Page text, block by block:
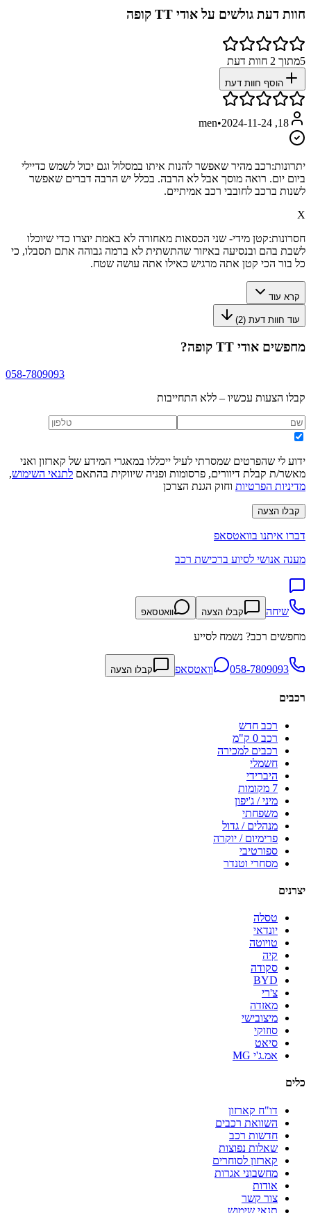
חוות דעת גולשים על אודי TT קופה
5מתוך 2 חוות דעת
הוסף חוות דעת
18, men
•2024-11-24
יתרונות:רכב מהיר שאפשר ‏להנות איתו במסלול וגם יכול לשמש כדיילי
ביום יום. רואה מוסך אבל לא הרבה. בכלל יש הרבה דברים שאפשר
לשנות ברכב לחובבי רכב אמיתיים.
X
חסרונות:קטן מידי- שני הכסאות מאחורה לא באמת יוצרו כדי שיוכלו
לשבת בהם ובנסיעה באיזור שהתשתית לא ברמה גבוהה אתם תסבלו, כי
כל בור הכי קטן אתה מרגיש כאילו אתה עושה שטח.
קרא עוד
עוד חוות דעת (2
)
מחפשים אודי TT קופה ?
058-7809093
קבלו הצעות עכשיו – ללא התחייבות
ידוע לי שהפרטים שמסרתי לעיל ייכללו במאגרי המידע של קארזון ואני
מאשר/ת קבלת דיוורים, פרסומות ופניה שיווקית בהתאם לתנאי השימוש,
מדיניות הפרטיות וחוק הגנת הצרכן
קבלו הצעה
דברו איתנו בוואטסאפ
מענה אנושי לסיוע ברכישת רכב
שיחה קבלו הצעה וואטסאפ
מחפשים רכב? נשמח לסייע
058-7809093 וואטסאפ קבלו הצעה
רכבים
רכב חדש
רכב 0 ק"מ
רכבים למכירה
חשמלי
היברידי
7 מקומות
מיני / ג'יפון
משפחתי
מנהלים / גדול
פרימיום / יוקרה
ספורטיבי
מסחרי וטנדר
יצרנים
טסלה
יונדאי
טויוטה
קיה
סקודה
BYD
צ'רי
מאזדה
מיצובישי
סוזוקי
סיאט
אמ.ג'י MG
כלים
דו"ח קארזון
השוואת רכבים
חדשות רכב
שאלות נפוצות
קארזון לסוחרים
מחשבוני אגרות
אודות
צור קשר
תנאי שימוש